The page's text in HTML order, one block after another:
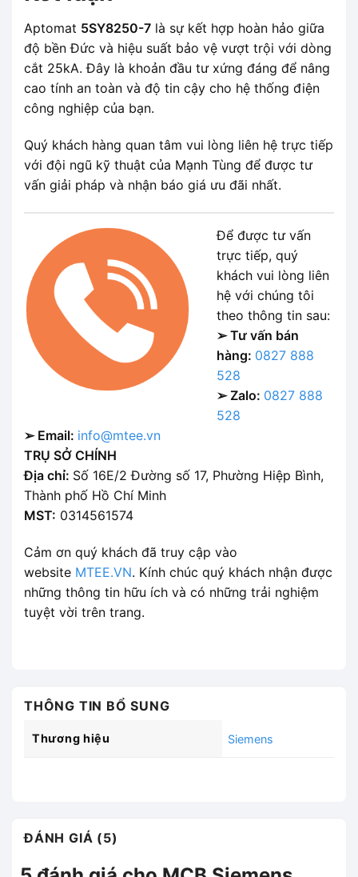
Aptomat 5SY8250-7 là sự kết hợp hoàn hảo giữa
độ bền Đức và hiệu suất bảo vệ vượt trội với dòng
cắt 25kA. Đây là khoản đầu tư xứng đáng để nâng
cao tính an toàn và độ tin cậy cho hệ thống điện
công nghiệp của bạn.
Quý khách hàng quan tâm vui lòng liên hệ trực tiếp
với đội ngũ kỹ thuật của Mạnh Tùng để được tư
vấn giải pháp và nhận báo giá ưu đãi nhất.
Để được tư vấn
trực tiếp, quý
khách vui lòng liên
hệ với chúng tôi
theo thông tin sau:
➢ Tư vấn bán
hàng: 0827 888
528
➢ Zalo: 0827 888
528
➢ Email: info@mtee.vn
TRỤ SỞ CHÍNH
Địa chỉ: Số 16E/2 Đường số 17, Phường Hiệp Bình,
Thành phố Hồ Chí Minh
MST: 0314561574
Cảm ơn quý khách đã truy cập vào
website MTEE.VN. Kính chúc quý khách nhận được
những thông tin hữu ích và có những trải nghiệm
tuyệt vời trên trang.
THÔNG TIN BỔ SUNG
Thương hiệu Siemens
ĐÁNH GIÁ (5)